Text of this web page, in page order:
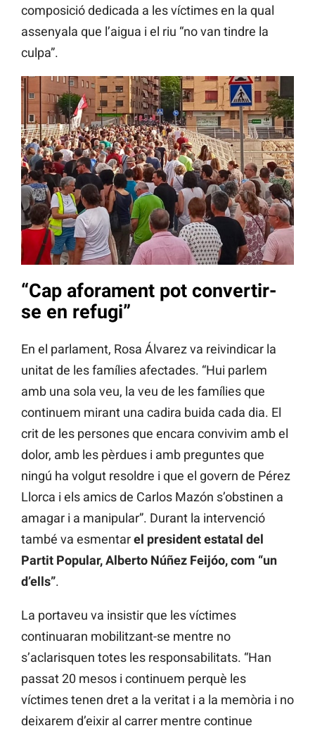
composició dedicada a les víctimes en la qual
assenyala que l’aigua i el riu “no van tindre la
culpa”.
“Cap aforament pot convertir-
se en refugi”
En el parlament, Rosa Álvarez va reivindicar la
unitat de les famílies afectades. “Hui parlem
amb una sola veu, la veu de les famílies que
continuem mirant una cadira buida cada dia. El
crit de les persones que encara convivim amb el
dolor, amb les pèrdues i amb preguntes que
ningú ha volgut resoldre i que el govern de Pérez
Llorca i els amics de Carlos Mazón s’obstinen a
amagar i a manipular”. Durant la intervenció
també va esmentarel president estatal del
Partit Popular, Alberto Núñez Feijóo, com “un
d’ells”.
La portaveu va insistir que les víctimes
continuaran mobilitzant-se mentre no
s’aclarisquen totes les responsabilitats. “Han
passat 20 mesos i continuem perquè les
víctimes tenen dret a la veritat i a la memòria i no
deixarem d’eixir al carrer mentre continue